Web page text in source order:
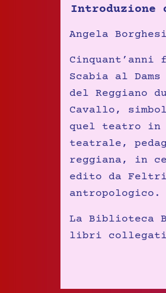
Introduzione
Angela
Cinquant’anni
Scabia al
del Reggiano
Cavallo,
quel teatro in
teatrale,
reggiana, in
edito da
antropologico.
La Biblioteca
libri collegati